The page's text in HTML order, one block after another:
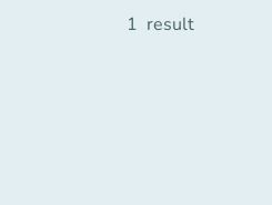
1 result